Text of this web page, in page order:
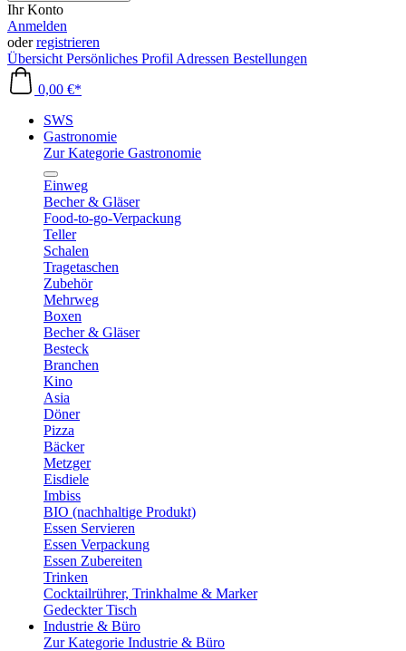
Ihr Konto
Anmelden
oderregistrieren
Übersicht Persönliches Profil Adressen Bestellungen
0,00 €*
SWS
Gastronomie
Zur Kategorie Gastronomie
Einweg
Becher & Gläser
Food-to-go-Verpackung
Teller
Schalen
Tragetaschen
Zubehör
Mehrweg
Boxen
Becher & Gläser
Besteck
Branchen
Kino
Asia
Döner
Pizza
Bäcker
Metzger
Eisdiele
Imbiss
BIO (nachhaltige Produkt)
Essen Servieren
Essen Verpackung
Essen Zubereiten
Trinken
Cocktailrührer, Trinkhalme & Marker
Gedeckter Tisch
Industrie & Büro
Zur Kategorie Industrie & Büro